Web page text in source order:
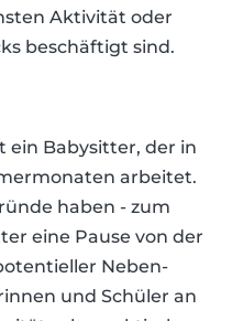
Aktivität oder
beschäftigt sind.
ein Babysitter, der in
arbeitet.
haben - zum
eine Pause von der
Neben-
und Schüler an